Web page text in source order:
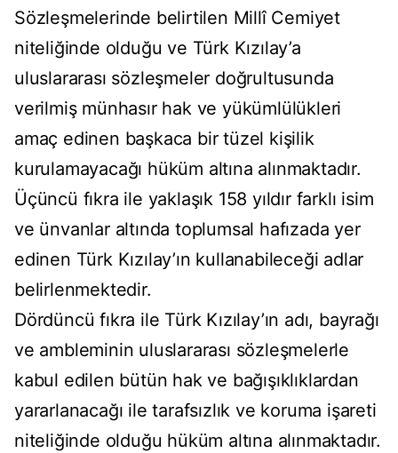
Sözleşmelerinde belirtilen Millî Cemiyet
niteliğinde olduğu ve Türk Kızılay’a
uluslararası sözleşmeler doğrultusunda
verilmiş münhasır hak ve yükümlülükleri
amaç edinen başkaca bir tüzel kişilik
kurulamayacağı hüküm altına alınmaktadır.
Üçüncü fıkra ile yaklaşık 158 yıldır farklı isim
ve ünvanlar altında toplumsal hafızada yer
edinen Türk Kızılay’ın kullanabileceği adlar
belirlenmektedir.
Dördüncü fıkra ile Türk Kızılay’ın adı, bayrağı
ve ambleminin uluslararası sözleşmelerle
kabul edilen bütün hak ve bağışıklıklardan
yararlanacağı ile tarafsızlık ve koruma işareti
niteliğinde olduğu hüküm altına alınmaktadır.